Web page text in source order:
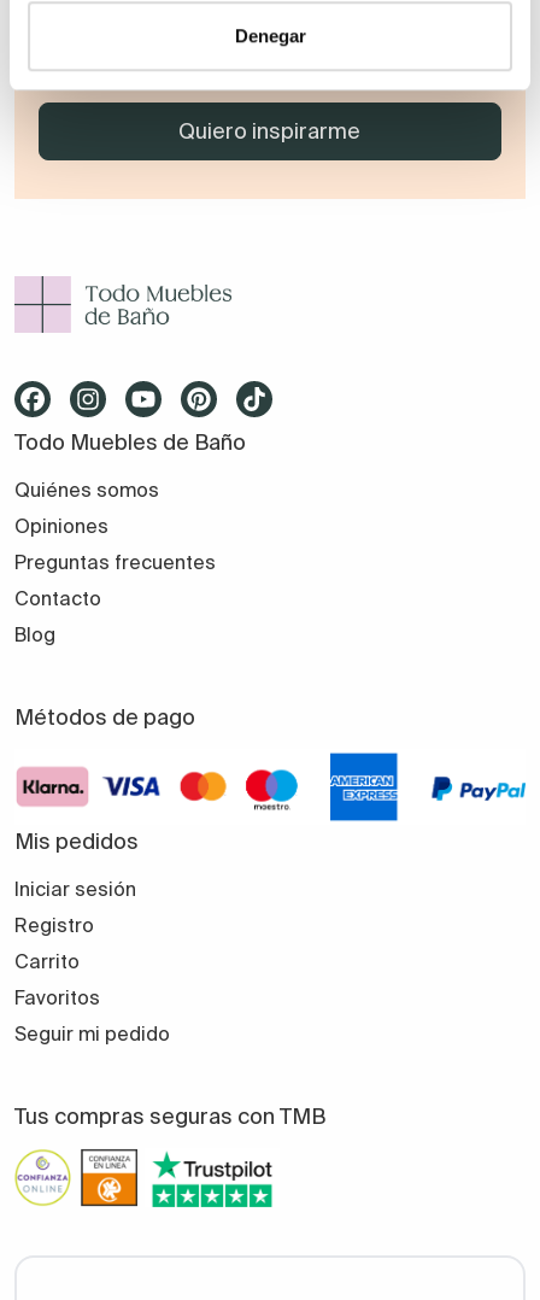
Denegar
política de privacidad
Todo Muebles de Baño
Quiénes somos
Opiniones
Preguntas frecuentes
Contacto
Blog
Métodos de pago
Mis pedidos
Iniciar sesión
Registro
Carrito
Favoritos
Seguir mi pedido
Tus compras seguras con TMB